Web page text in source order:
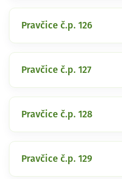
Pravčice č.p. 126
Pravčice č.p. 127
Pravčice č.p. 128
Pravčice č.p. 129